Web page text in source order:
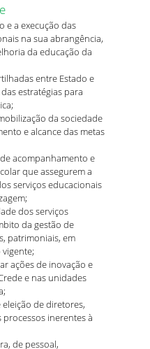
e a execução das
na sua abrangência,
da educação da
entre Estado e
estratégias para
da sociedade
e alcance das metas
acompanhamento e
que assegurem a
serviços educacionais
dos serviços
da gestão de
patrimoniais, em
ações de inovação e
e nas unidades
de diretores,
inerentes à
de pessoal,